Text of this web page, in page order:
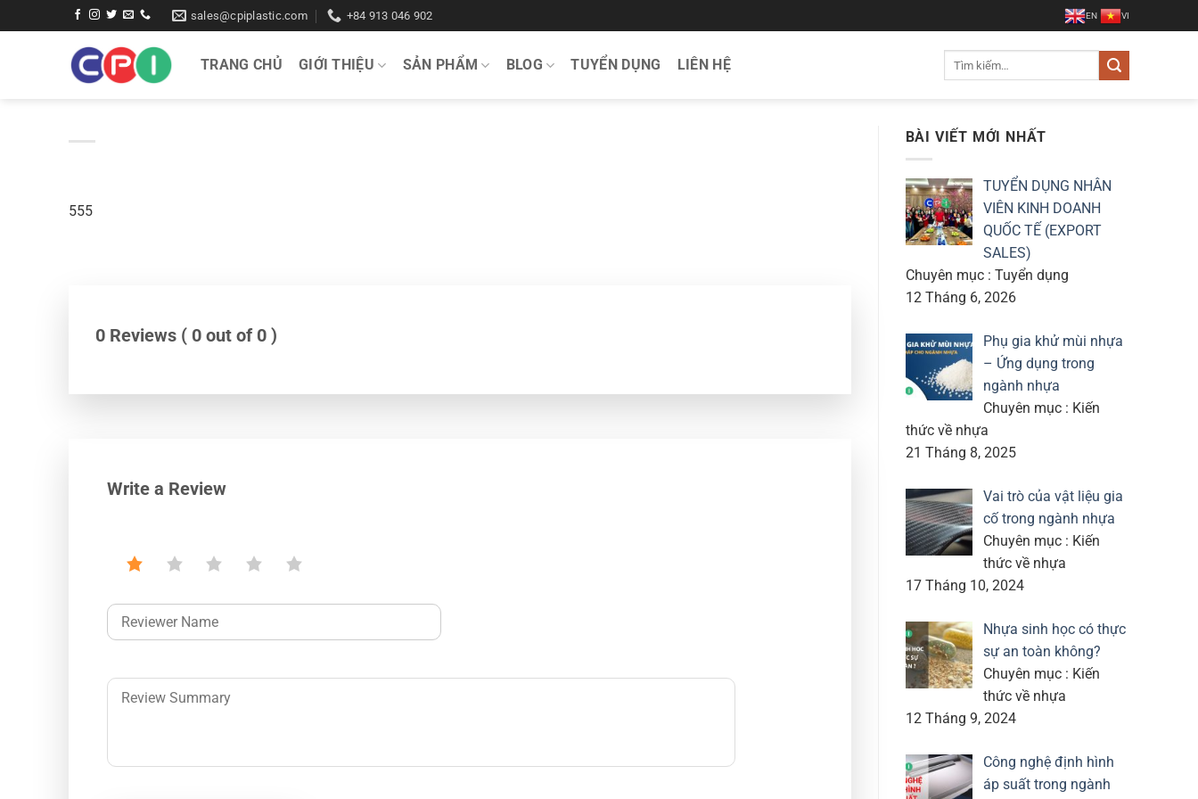
qua
sales@cpiplastic.com +84 913 046 902 EN VI
TRANG CHỦ GIỚI THIỆU SẢN PHẨM BLOG TUYỂN DỤNG LIÊN HỆ
555
0 Reviews ( 0 out of 0 )
Write a Review
BÀI VIẾT MỚI NHẤT
TUYỂN DỤNG NHÂN
VIÊN KINH DOANH
QUỐC TẾ (EXPORT
SALES)
Chuyên mục : Tuyển dụng
12 Tháng 6, 2026
Phụ gia khử mùi nhựa
– Ứng dụng trong
ngành nhựa
Chuyên mục : Kiến
thức về nhựa
21 Tháng 8, 2025
Vai trò của vật liệu gia
cố trong ngành nhựa
Chuyên mục : Kiến
thức về nhựa
17 Tháng 10, 2024
Nhựa sinh học có thực
sự an toàn không?
Chuyên mục : Kiến
thức về nhựa
12 Tháng 9, 2024
Công nghệ định hình
áp suất trong ngành